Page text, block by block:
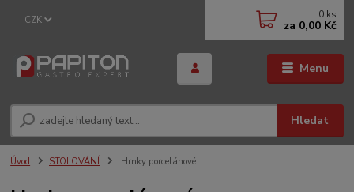
Menu
CZK
Hledat
0 ks
za 0,00 Kč
Úvod STOLOVÁNÍ Hrnky porcelánové